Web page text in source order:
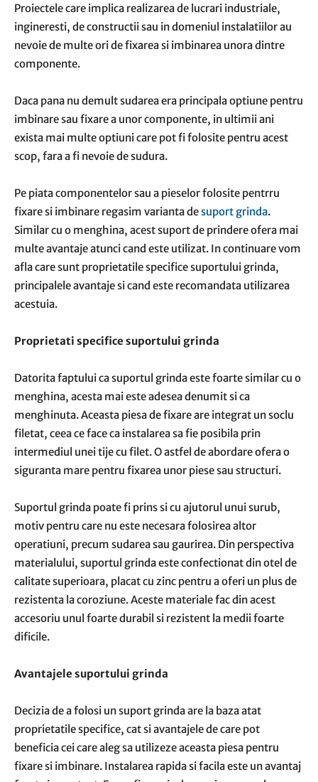
Proiectele care implica realizarea de lucrari industriale,
ingineresti, de constructii sau in domeniul instalatiilor au
nevoie de multe ori de fixarea si imbinarea unora dintre
componente.
Daca pana nu demult sudarea era principala optiune pentru
imbinare sau fixare a unor componente, in ultimii ani
exista mai multe optiuni care pot fi folosite pentru acest
scop, fara a fi nevoie de sudura.
Pe piata componentelor sau a pieselor folosite pentrru
fixare si imbinare regasim varianta desuport grinda.
Similar cu o menghina, acest suport de prindere ofera mai
multe avantaje atunci cand este utilizat. In continuare vom
afla care sunt proprietatile specifice suportului grinda,
principalele avantaje si cand este recomandata utilizarea
acestuia.
Proprietati specifice suportului grinda
Datorita faptului ca suportul grinda este foarte similar cu o
menghina, acesta mai este adesea denumit si ca
menghinuta. Aceasta piesa de fixare are integrat un soclu
filetat, ceea ce face ca instalarea sa fie posibila prin
intermediul unei tije cu filet. O astfel de abordare ofera o
siguranta mare pentru fixarea unor piese sau structuri.
Suportul grinda poate fi prins si cu ajutorul unui surub,
motiv pentru care nu este necesara folosirea altor
operatiuni, precum sudarea sau gaurirea. Din perspectiva
materialului, suportul grinda este confectionat din otel de
calitate superioara, placat cu zinc pentru a oferi un plus de
rezistenta la coroziune. Aceste materiale fac din acest
accesoriu unul foarte durabil si rezistent la medii foarte
dificile.
Avantajele suportului grinda
Decizia de a folosi un suport grinda are la baza atat
proprietatile specifice, cat si avantajele de care pot
beneficia cei care aleg sa utilizeze aceasta piesa pentru
fixare si imbinare. Instalarea rapida si facila este un avantaj